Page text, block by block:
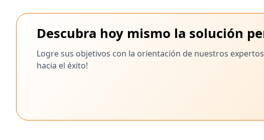
Descubra hoy mismo la solución
Logre sus objetivos con la orientación de nuestros
hacia el éxito!